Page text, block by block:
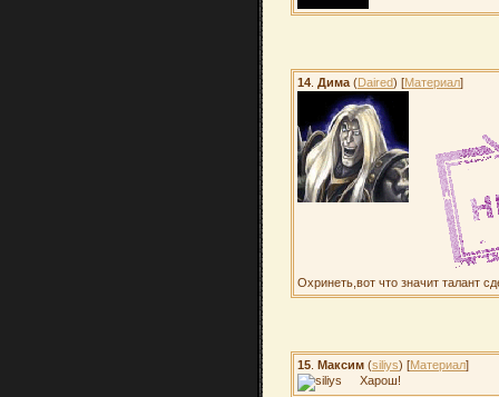
14 Дима (Daired) [Материал]
Охринеть,вот что значит талант
15 Максим (siliys) [Материал]
Харош!